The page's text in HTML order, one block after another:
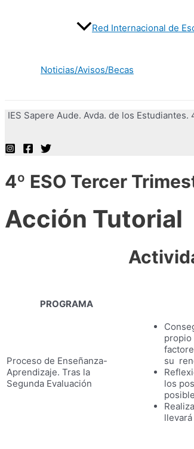
Red Internacional de
Noticias/Avisos/Becas
IES Sapere Aude. Avda. de los
4º ESO Tercer
Acción Tutorial
PROGRAMA
Proceso de Enseñanza-
Aprendizaje. Tras la
Segunda Evaluación
propio
su
los